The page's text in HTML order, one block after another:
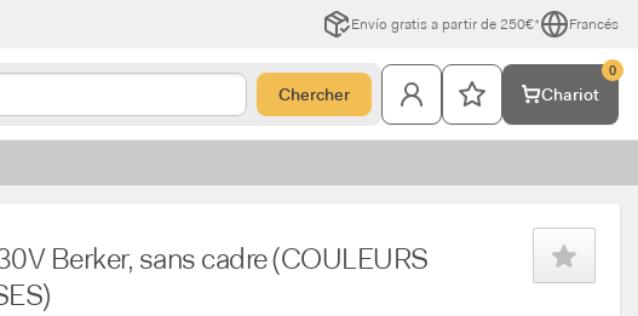
Envío gratis a partir de 250€* Francés
Chercher Chariot
0
Berker, sans cadre (COULEURS